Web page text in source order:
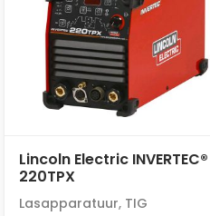
Lincoln Electric INVERTEC®
220TPX
Lasapparatuur, TIG